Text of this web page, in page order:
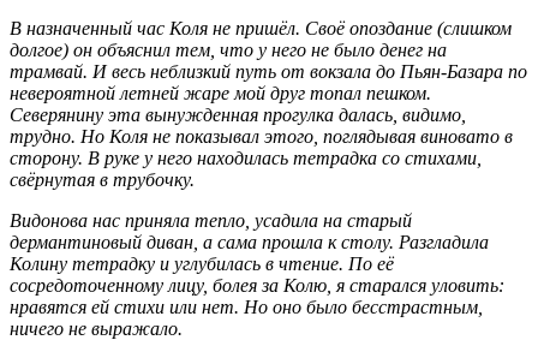
В назначенный час Коля не пришёл. Своё опоздание (слишком
долгое) он объяснил тем, что у него не было денег на
трамвай. И весь неблизкий путь от вокзала до Пьян-Базара по
невероятной летней жаре мой друг топал пешком.
Северянину эта вынужденная прогулка далась, видимо,
трудно. Но Коля не показывал этого, поглядывая виновато в
сторону. В руке у него находилась тетрадка со стихами,
свёрнутая в трубочку.
Видонова нас приняла тепло, усадила на старый
дермантиновый диван, а сама прошла к столу. Разгладила
Колину тетрадку и углубилась в чтение. По её
сосредоточенному лицу, болея за Колю, я старался уловить:
нравятся ей стихи или нет. Но оно было бесстрастным,
ничего не выражало.